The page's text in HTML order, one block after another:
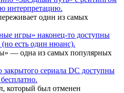
интерпретацию.
один из самых
игры» наконец-то доступны
(но есть один нюанс).
— одна из самых популярных
закрытого сериала DC доступны
который был отменен